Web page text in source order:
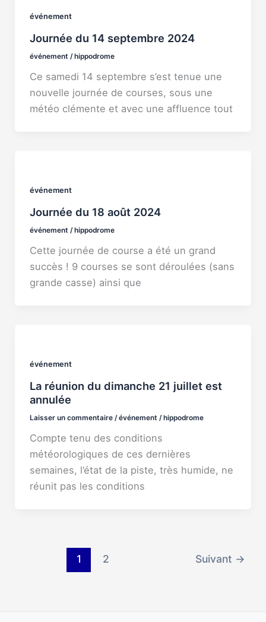
événement
Journée du 14 septembre 2024
événement / hippodrome
Ce samedi 14 septembre s’est tenue une
nouvelle journée de courses, sous une
météo clémente et avec une affluence tout
événement
Journée du 18 août 2024
événement / hippodrome
Cette journée de course a été un grand
succès ! 9 courses se sont déroulées (sans
grande casse) ainsi que
événement
La réunion du dimanche 21 juillet est
annulée
Laisser un commentaire /événement / hippodrome
Compte tenu des conditions
météorologiques de ces dernières
semaines, l’état de la piste, très humide, ne
réunit pas les conditions
1 2 Suivant →